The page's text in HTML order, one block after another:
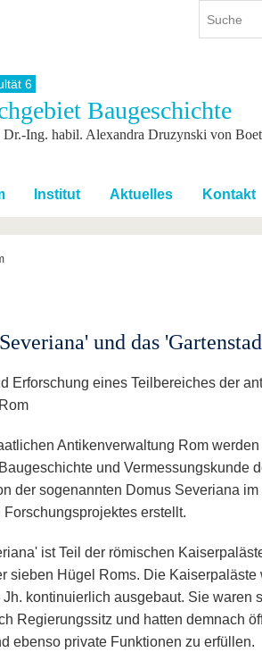
International
Internationales Profil
Mit der BTU ins Ausland
Für internationale
Studierende
6
Baugeschichte
Dr.-Ing. habil. Alexandra Druzynski von
Institut Aktuelles Kontakt
und das
Erforschung eines Teilbereiches der
Antikenverwaltung Rom
und Vermessungskunde
der sogenannten Domus Severiana
erstellt.
ist Teil der römischen
sieben Hügel Roms. Die Kaiserpaläste
Jh. kontinuierlich ausgebaut. Sie waren
Regierungssitz und hatten demnach
ebenso private Funktionen zu erfüllen.